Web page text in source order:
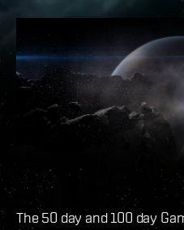
The 50 day and 100 day